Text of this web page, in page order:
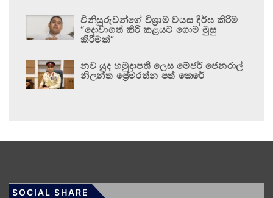
විනිසුරුවන්ගේ විශ්‍රාම වයස දීර්ඝ කිරීම
“දොවාගත් කිරි කළයට ගොම මුසු
කිරීමක්”
නව යුද හමුදාපති ලෙස මේජර් ජෙනරාල්
නිලන්ත ප්‍රේමරත්න පත් කෙරේ
SOCIAL SHARE